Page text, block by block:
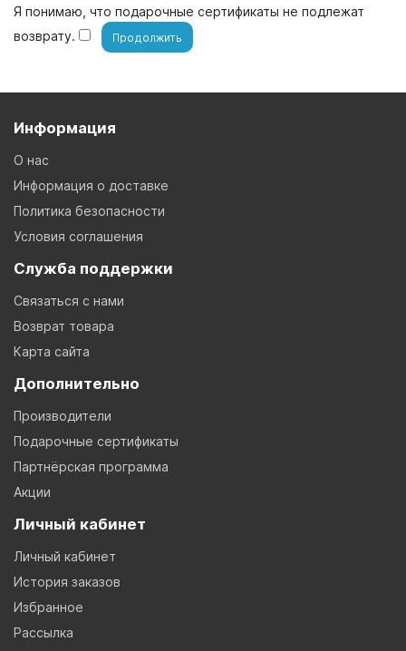
Я понимаю, что подарочные сертификаты не подлежат
возврату.
Информация
О нас
Информация о доставке
Политика безопасности
Условия соглашения
Служба поддержки
Связаться с нами
Возврат товара
Карта сайта
Дополнительно
Производители
Подарочные сертификаты
Партнёрская программа
Акции
Личный кабинет
Личный кабинет
История заказов
Избранное
Рассылка